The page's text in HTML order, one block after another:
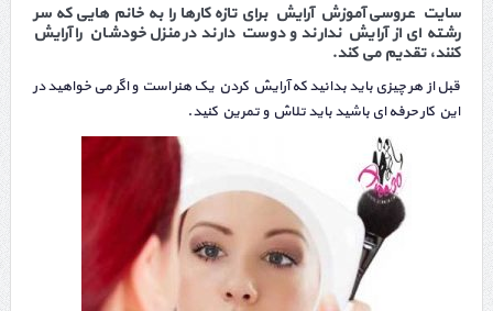
سایت عروسی آموزش آرایش برای تازه کارها را به خانم هایی که سر
رشته ای از آرایش ندارند و دوست دارند در منزل خودشان را آرایش
کنند، تقدیم می کند.
قبل از هر چیزی باید بدانید که آرایش کردن یک هنر است و اگر می خواهید در
این کار حرفه ای باشید باید تلاش و تمرین کنید.